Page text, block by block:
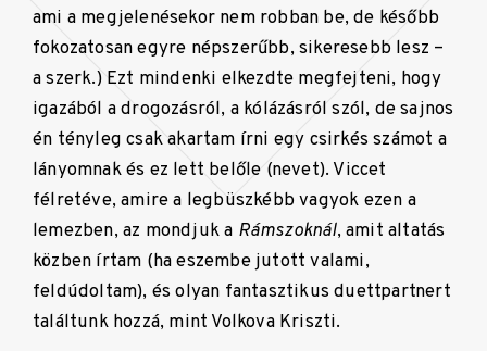
ami a megjelenésekor nem robban be, de később
fokozatosan egyre népszerűbb, sikeresebb lesz –
a szerk.) Ezt mindenki elkezdte megfejteni, hogy
igazából a drogozásról, a kólázásról szól, de sajnos
én tényleg csak akartam írni egy csirkés számot a
lányomnak és ez lett belőle (nevet). Viccet
félretéve, amire a legbüszkébb vagyok ezen a
lemezben, az mondjuk a Rámszoknál, amit altatás
közben írtam (ha eszembe jutott valami,
feldúdoltam), és olyan fantasztikus duettpartnert
találtunk hozzá, mint Volkova Kriszti.